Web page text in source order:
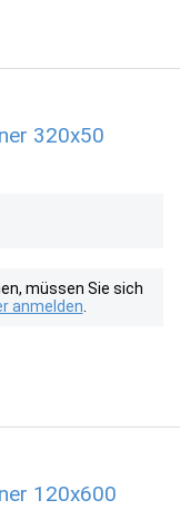
320x50
müssen Sie sich
anmelden
120x600